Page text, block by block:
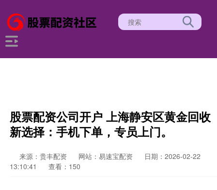
股票配资公司开户 上海静安区黄金回收
新选择：手机下单，专员上门。
来源：贵丰配资 网站：易速宝配资
日期：2026-02-22
13:10:41
查看：150